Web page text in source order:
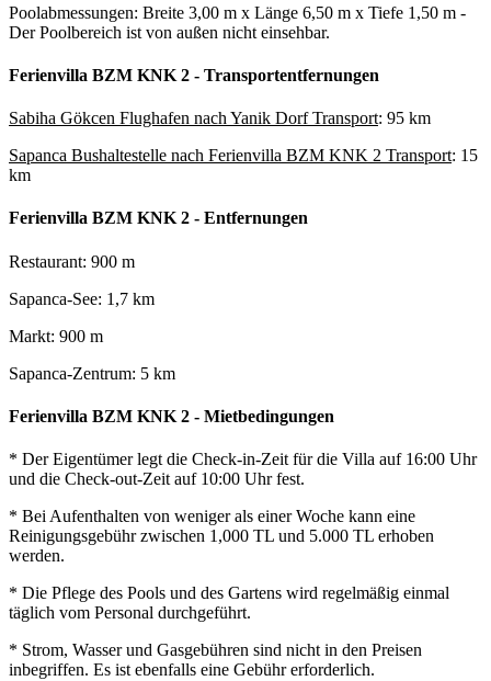
Poolabmessungen: Breite 3,00 m x Länge 6,50 m x Tiefe 1,50 m -
Der Poolbereich ist von außen nicht einsehbar.
Ferienvilla BZM KNK 2 - Transportentfernungen
Sabiha Gökcen Flughafen nach Yanik Dorf Transport: 95 km
Sapanca Bushaltestelle nach Ferienvilla BZM KNK 2 Transport: 15
km
Ferienvilla BZM KNK 2 - Entfernungen
Restaurant: 900 m
Sapanca-See: 1,7 km
Markt: 900 m
Sapanca-Zentrum: 5 km
Ferienvilla BZM KNK 2 - Mietbedingungen
* Der Eigentümer legt die Check-in-Zeit für die Villa auf 16:00 Uhr
und die Check-out-Zeit auf 10:00 Uhr fest.
* Bei Aufenthalten von weniger als einer Woche kann eine
Reinigungsgebühr zwischen 1,000 TL und 5.000 TL erhoben
werden.
* Die Pflege des Pools und des Gartens wird regelmäßig einmal
täglich vom Personal durchgeführt.
* Strom, Wasser und Gasgebühren sind nicht in den Preisen
inbegriffen. Es ist ebenfalls eine Gebühr erforderlich.